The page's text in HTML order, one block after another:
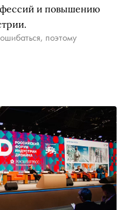
и повышению
поэтому